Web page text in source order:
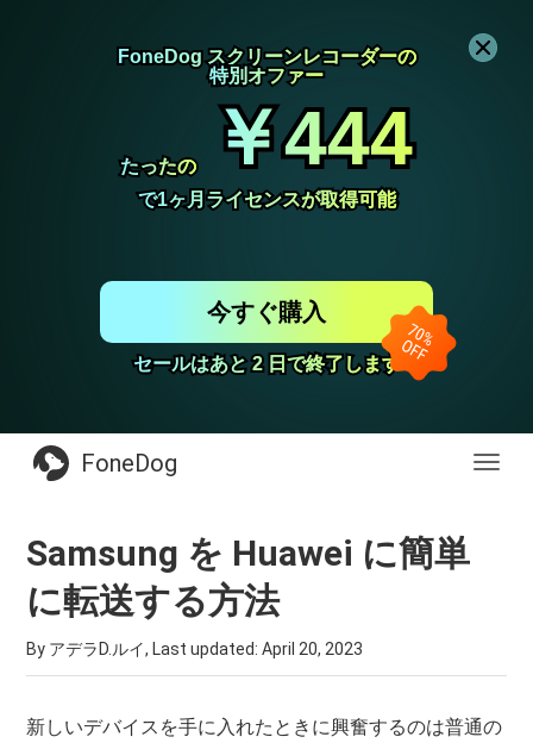
FoneDog スクリーンレコーダーの
FoneDog スクリーンレコーダーの
特別オファー
特別オファー
たったの
たったの ￥444
￥444
で1ヶ月ライセンスが取得可能
で1ヶ月ライセンスが取得可能
セールはあと 2 日で終了します
セールはあと 2 日で終了します
今すぐ購入
FoneDog
Samsung を Huawei に簡単
に転送する方法
By アデラD.ルイ, Last updated:April 20, 2023
新しいデバイスを手に入れたときに興奮するのは普通の